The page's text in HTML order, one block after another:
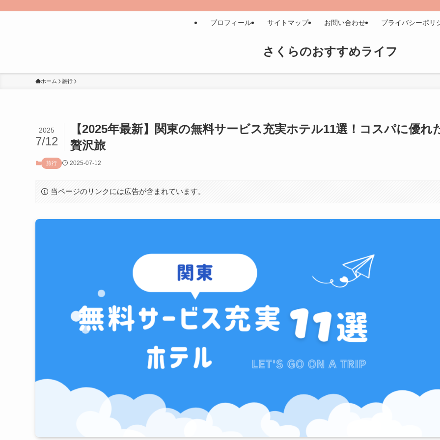
さくらのおすすめライフ
プロフィール サイトマップ お問い合わせ プライバシーポリ
ホーム 旅行
【2025年最新】関東の無料サービス充実ホテル11選！コスパに優れ
贅沢旅
2025
7/12
旅行 2025-07-12
当ページのリンクには広告が含まれています。